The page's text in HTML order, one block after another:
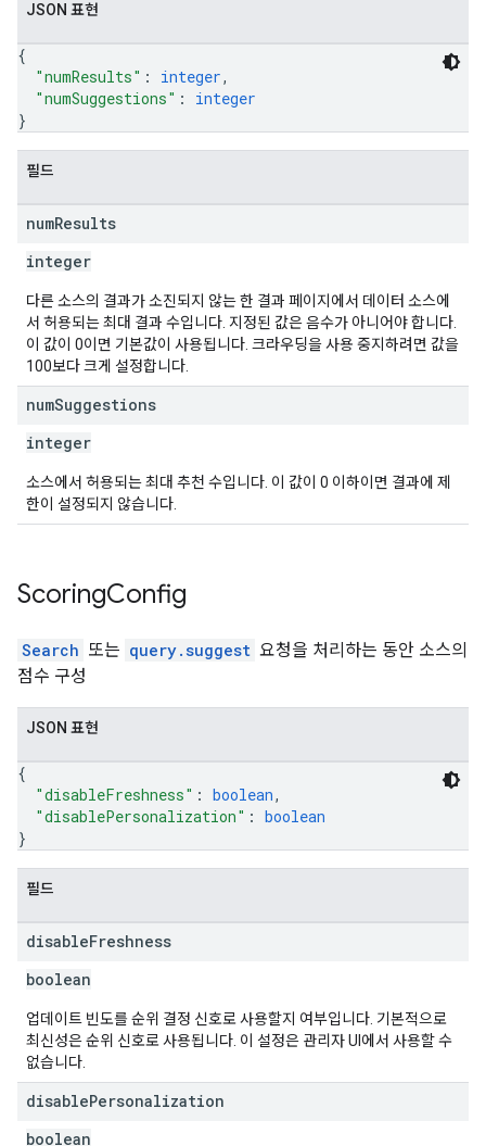
JSON 표현
{
"numResults" : integer,
"numSuggestions" : integer
}
필드
numResults
integer
다른 소스의 결과가 소진되지 않는 한 결과 페이지에서 데이터 소스에
서 허용되는 최대 결과 수입니다. 지정된 값은 음수가 아니어야 합니다.
이 값이 0이면 기본값이 사용됩니다. 크라우딩을 사용 중지하려면 값을
100보다 크게 설정합니다.
numSuggestions
integer
소스에서 허용되는 최대 추천 수입니다. 이 값이 0 이하이면 결과에 제
한이 설정되지 않습니다.
ScoringConfig
Search 또는 query.suggest 요청을 처리하는 동안 소스의
점수 구성
JSON 표현
{
"disableFreshness" : boolean,
"disablePersonalization" : boolean
}
필드
disableFreshness
boolean
업데이트 빈도를 순위 결정 신호로 사용할지 여부입니다. 기본적으로
최신성은 순위 신호로 사용됩니다. 이 설정은 관리자 UI에서 사용할 수
없습니다.
disablePersonalization
boolean